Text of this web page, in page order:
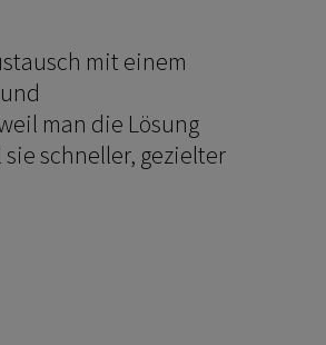
mit einem
man die Lösung
schneller, gezielter